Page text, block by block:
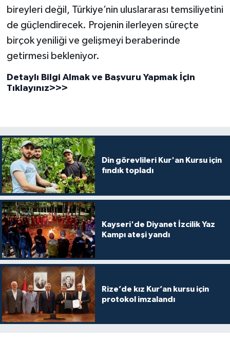
bireyleri değil, Türkiye’nin uluslararası temsiliyetini
de güçlendirecek. Projenin ilerleyen süreçte
birçok yeniliği ve gelişmeyi beraberinde
getirmesi bekleniyor.
Detaylı Bilgi Almak ve Başvuru Yapmak İçin
Tıklayınız>>>
Din görevlileri Kur'an Kursu için
fındık topladı
Kayseri'de Diyanet İzcilik Yaz
Kampı ateşi yandı
Rize’de kız Kur’an kursu için
protokol imzalandı
Erzurum Müftülüğü
Eskişehir Müftülüğü
Gaziantep Müftülüğü
Giresun Müftülüğü
Hakkari Müftülüğü
Hatay Müftülüğü
Iğdır Müftülüğü
Isparta Müftülüğü
İstanbul Müftülüğü
İzmir Müftülüğü
Kahramanmaraş Müftülüğü
Karabük Müftülüğü